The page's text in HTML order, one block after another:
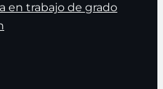
en trabajo de grado